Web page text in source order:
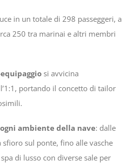
in un totale di 298 passeggeri, a
250 tra marinai e altri membri
si avvicina
portando il concetto di tailor
ambiente della nave: dalle
sfioro sul ponte, fino alle vasche
di lusso con diverse sale per